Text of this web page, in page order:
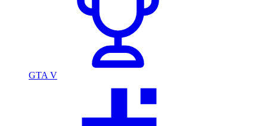
GTA V